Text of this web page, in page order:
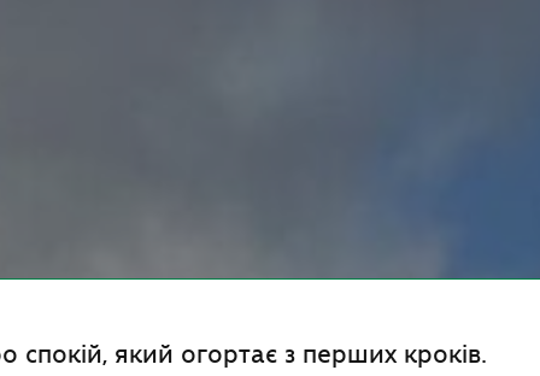
який огортає з перших кроків.